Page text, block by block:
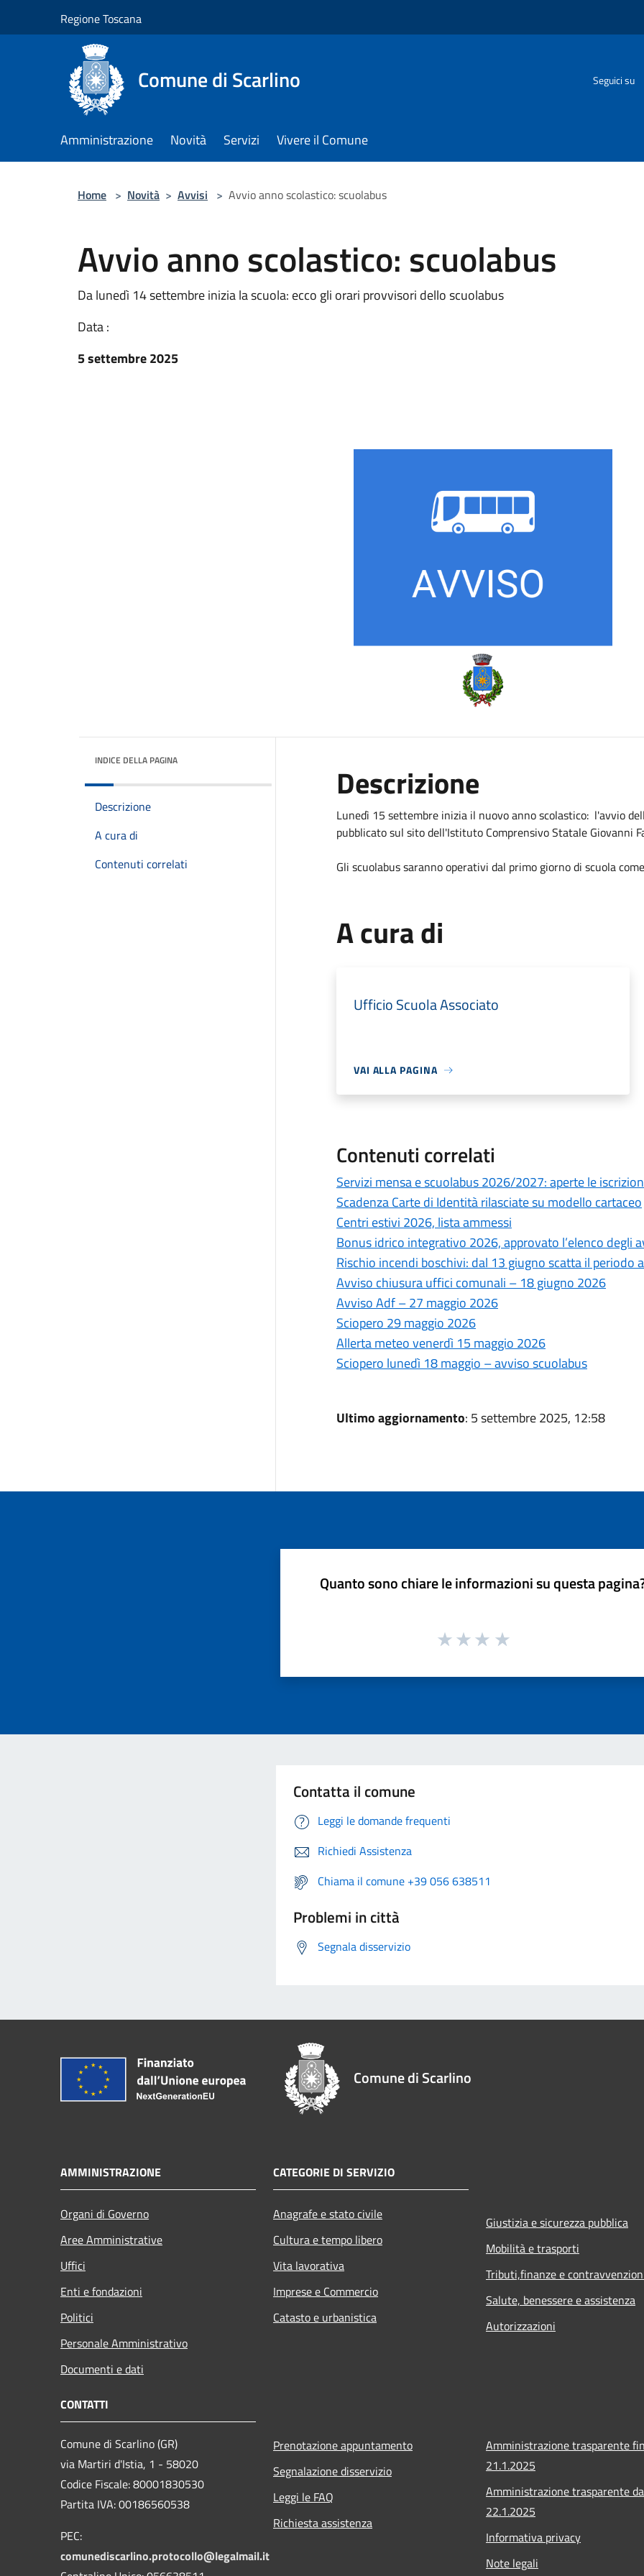
Regione Toscana
Comune di Scarlino Seguici su
Amministrazione Novità Servizi Vivere il Comune
Home > Novità > Avvisi > Avvio anno scolastico: scuolabus
Avvio anno scolastico: scuolabus
Da lunedì 14 settembre inizia la scuola: ecco gli orari provvisori dello scuolabus
Data :
5 settembre 2025
INDICE DELLA PAGINA
Descrizione
A cura di
Contenuti correlati
Descrizione
Lunedì 15 settembre inizia il nuovo anno scolastico: l'avvio
pubblicato sul sito dell'Istituto Comprensivo Statale Giovanni
Gli scuolabus saranno operativi dal primo giorno di scuola
A cura di
Ufficio Scuola Associato
VAI ALLA PAGINA
Contenuti correlati
Servizi mensa e scuolabus 2026/2027: aperte le
Scadenza Carte di Identità rilasciate su modello cartaceo
Centri estivi 2026, lista ammessi
Bonus idrico integrativo 2026, approvato l’elenco degli
Rischio incendi boschivi: dal 13 giugno scatta il
Avviso chiusura uffici comunali – 18 giugno 2026
Avviso Adf – 27 maggio 2026
Sciopero 29 maggio 2026
Allerta meteo venerdì 15 maggio 2026
Sciopero lunedì 18 maggio – avviso scuolabus
Ultimo aggiornamento: 5 settembre 2025, 12:58
Quanto sono chiare le informazioni su questa
Contatta il comune
Leggi le domande frequenti
Richiedi Assistenza
Chiama il comune +39 056 638511
Problemi in città
Segnala disservizio
Comune di Scarlino
AMMINISTRAZIONE
Organi di Governo
Aree Amministrative
Uffici
Enti e fondazioni
Politici
Personale Amministrativo
Documenti e dati
CATEGORIE DI SERVIZIO
Anagrafe e stato civile
Cultura e tempo libero
Vita lavorativa
Imprese e Commercio
Catasto e urbanistica
Giustizia e sicurezza pubblica
Mobilità e trasporti
Tributi,finanze e
Salute, benessere e assistenza
Autorizzazioni
CONTATTI
Comune di Scarlino (GR)
via Martiri d'Istia, 1 - 58020
Codice Fiscale: 80001830530
Partita IVA: 00186560538
PEC:
comunediscarlino.protocollo@legalmail.it
Prenotazione appuntamento
Segnalazione disservizio
Leggi le FAQ
Richiesta assistenza
Amministrazione trasparente
21.1.2025
Amministrazione trasparente
22.1.2025
Informativa privacy
Note legali